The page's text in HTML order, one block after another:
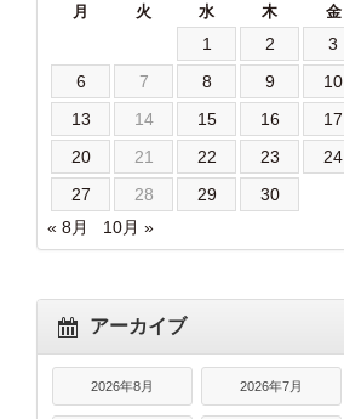
月 火 水 木 金
1 2 3
6
7 8 9 10
13
14 15 16 17
20
21 22 23 24
27
28 29
30
« 8月
10月 »
アーカイブ
2026年8月 2026年7月